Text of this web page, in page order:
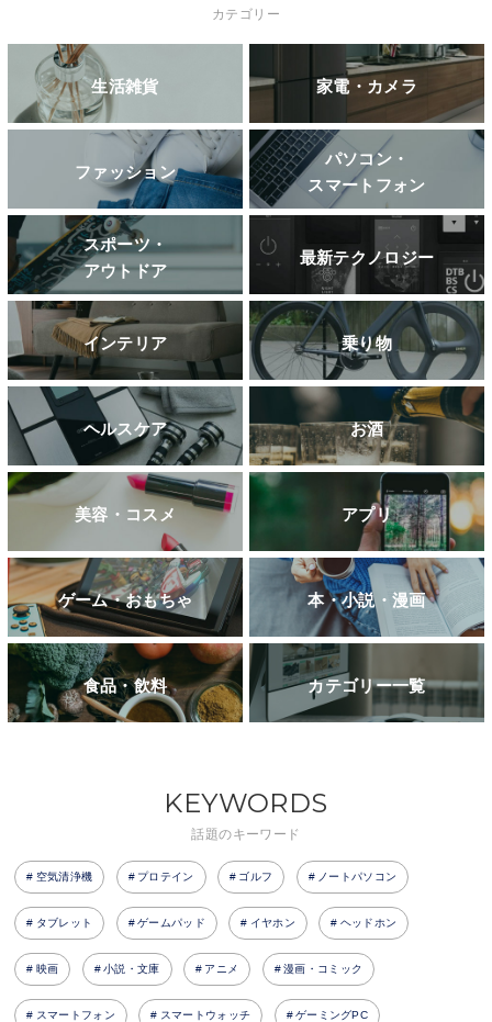
カテゴリー
生活雑貨 家電・カメラ
ファッション
パソコン・
スマートフォン
スポーツ・
アウトドア
最新テクノロジー
インテリア 乗り物
ヘルスケア お酒
美容・コスメ アプリ
ゲーム・おもちゃ 本・小説・漫画
食品・飲料 カテゴリー一覧
KEYWORDS
話題のキーワード
空気清浄機 プロテイン ゴルフ ノートパソコン
タブレット ゲームパッド イヤホン ヘッドホン
映画 小説・文庫 アニメ 漫画・コミック
スマートフォン スマートウォッチ ゲーミングPC